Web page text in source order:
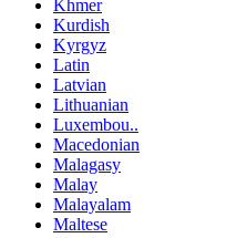
Khmer
Kurdish
Kyrgyz
Latin
Latvian
Lithuanian
Luxembou..
Macedonian
Malagasy
Malay
Malayalam
Maltese